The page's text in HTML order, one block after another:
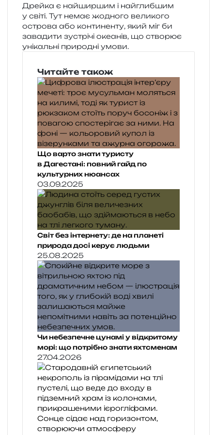
Дрейка є най­шир­шим і най­глиб­шим
у світі. Тут немає жодно­го вели­ко­го
остро­ва або кон­ти­нен­ту, який міг би
зава­ди­ти зустрі­чі оке­а­нів, що ство­рює
уні­каль­ні при­ро­дні умови.
Читайте також
Що варто знати туристу
в Дагестані: повний гайд по
культурних нюансах
03.09.2025
Світ без інтернету: де на планеті
природа досі керує людьми
25.08.2025
Чи небезпечне цунамі у відкритому
морі: що потрібно знати яхтсменам
27.04.2026